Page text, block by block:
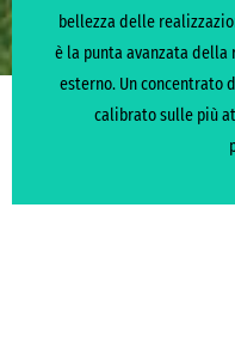
bellezza delle
è la punta avanzata
esterno. Un concentrato
calibrato sulle più